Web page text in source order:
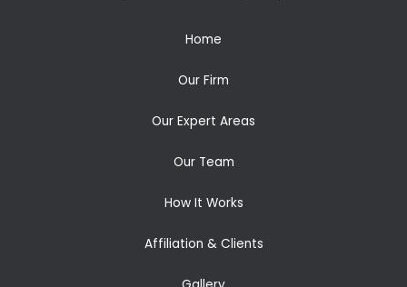
Home
Our Firm
Our Expert Areas
Our Team
How It Works
Affiliation & Clients